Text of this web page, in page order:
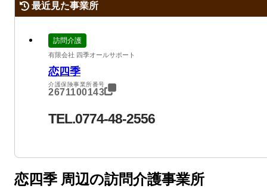
最近見た事業所
訪問介護
有限会社 四季オールサポート
恋四季
介護保険事業所番号
2671100143
TEL.0774-48-2556
恋四季 周辺の訪問介護事業所